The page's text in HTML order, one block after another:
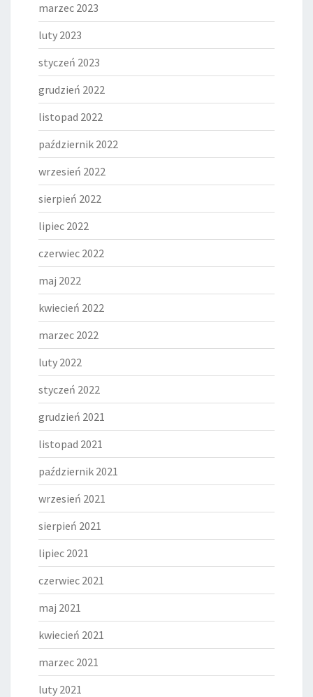
marzec 2023
luty 2023
styczeń 2023
grudzień 2022
listopad 2022
październik 2022
wrzesień 2022
sierpień 2022
lipiec 2022
czerwiec 2022
maj 2022
kwiecień 2022
marzec 2022
luty 2022
styczeń 2022
grudzień 2021
listopad 2021
październik 2021
wrzesień 2021
sierpień 2021
lipiec 2021
czerwiec 2021
maj 2021
kwiecień 2021
marzec 2021
luty 2021